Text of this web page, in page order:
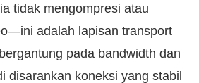
tidak mengompresi atau
adalah lapisan transport
pada bandwidth dan
disarankan koneksi yang stabil